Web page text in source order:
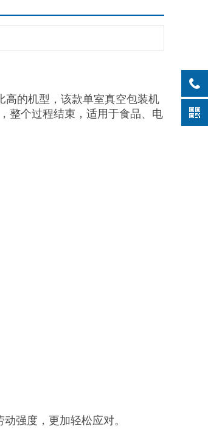
高的机型，该款单室真空包装机
整个过程结束，适用于食品、电
强度，更加轻松应对。